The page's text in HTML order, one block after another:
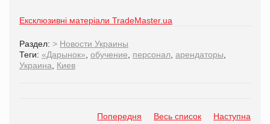
Ексклюзивні матеріали TradeMaster.ua
Раздел: > Новости Украины
Теги: «Дарынок», обучение, персонал, арендаторы,
Украина, Киев
Попередня Весь список Наступна